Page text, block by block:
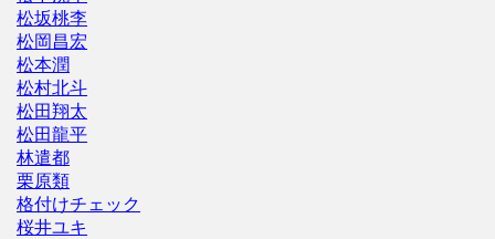
松坂桃李
松岡昌宏
松本潤
松村北斗
松田翔太
松田龍平
林遣都
栗原類
格付けチェック
桜井ユキ